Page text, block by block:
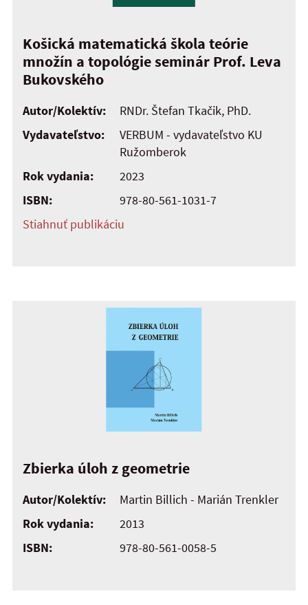
Košická matematická škola teórie
množín a topológie seminár Prof. Leva
Bukovského
Autor/Kolektív:
RNDr. Štefan Tkačik, PhD.
Vydavateľstvo:
VERBUM - vydavateľstvo KU
Ružomberok
Rok vydania:
2023
ISBN:
978-80-561-1031-7
Stiahnuť publikáciu
Zbierka úloh z geometrie
Autor/Kolektív:
Martin Billich - Marián Trenkler
Rok vydania:
2013
ISBN:
978-80-561-0058-5